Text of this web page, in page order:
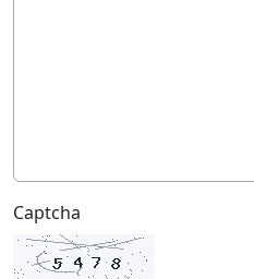
Captcha